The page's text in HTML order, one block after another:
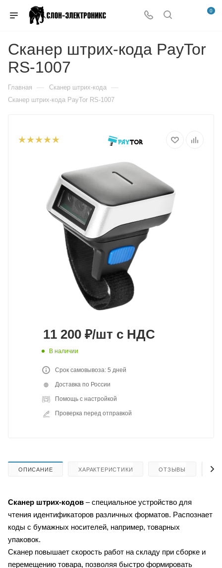
0
Сканер штрих-кода PayTor
RS-1007
Главная — Сканер штрих-кода —
Сканер штрих-кода PayTor RS-1007
11 200 ₽/шт с НДС
В наличии
Срок самовывоза: 5 дней
Доставка по России
Помощь с настройкой
Проверка перед отправкой
ОПИСАНИЕ ХАРАКТЕРИСТИКИ ОТЗЫВЫ
Сканер штрих-кодов – специальное устройство для
чтения идентификаторов различных форматов. Распознает
коды с бумажных носителей, например, товарных
упаковок.
Сканер повышает скорость работ на складу при сборке и
перемещению товара, позволяя быстро формировать